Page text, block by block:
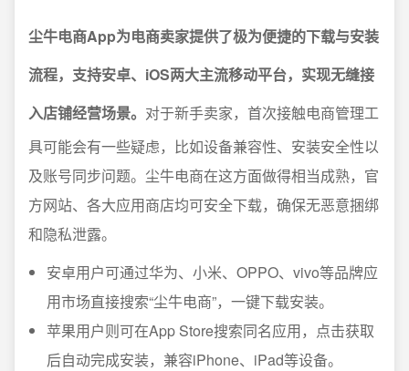
尘牛电商App为电商卖家提供了极为便捷的下载与安装
流程，支持安卓、iOS两大主流移动平台，实现无缝接
入店铺经营场景。 对于新手卖家，首次接触电商管理工
具可能会有一些疑虑，比如设备兼容性、安装安全性以
及账号同步问题。尘牛电商在这方面做得相当成熟，官
方网站、各大应用商店均可安全下载，确保无恶意捆绑
和隐私泄露。
安卓用户可通过华为、小米、OPPO、vivo等品牌应
用市场直接搜索“尘牛电商”，一键下载安装。
苹果用户则可在App Store搜索同名应用，点击获取
后自动完成安装，兼容iPhone、iPad等设备。